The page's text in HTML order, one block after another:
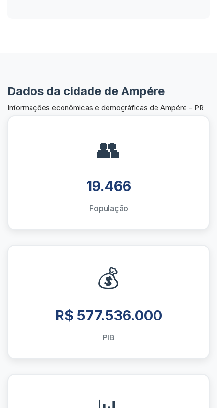
Dados da cidade de Ampére
Informações econômicas e demográficas de Ampére - PR
👥
19.466
População
💰
R$ 577.536.000
PIB